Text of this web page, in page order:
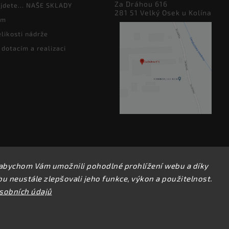
Vám umožnili pohodlné prohlížení webu a díky
neustále zlepšovali jeho funkce, výkon a použitelnost.
údajů
NAŠE SKLADY
nádrže
a realizaci
Za Dráhou 616
281 51 Velký Osek u Kolína
Copyright 2026perfect factory. Všechna práva vyhrazena.
Upravit nastavení cookies